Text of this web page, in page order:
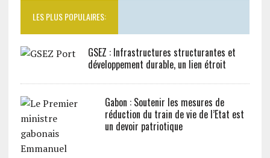
LES PLUS POPULAIRES:
GSEZ : Infrastructures structurantes et
développement durable, un lien étroit
Gabon : Soutenir les mesures de
réduction du train de vie de l’Etat est
un devoir patriotique